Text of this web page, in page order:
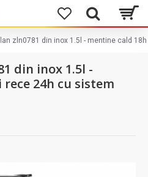
zln0781 din inox 1.5l - mentine cald
din inox 1.5l -
24h cu sistem